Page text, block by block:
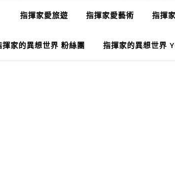
指揮家愛旅遊 指揮家愛藝術 指揮
揮家的異想世界 粉絲團 指揮家的異想世界